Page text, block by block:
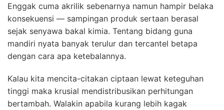
Enggak cuma akrilik sebenarnya namun hampir belaka
konsekuensi — sampingan produk sertaan berasal
sejak senyawa bakal kimia. Tentang bidang guna
mandiri nyata banyak terulur dan tercantel betapa
dengan cara apa ketebalannya.
Kalau kita mencita-citakan ciptaan lewat keteguhan
tinggi maka krusial mendistribusikan perhitungan
bertambah. Walakin apabila kurang lebih kagak